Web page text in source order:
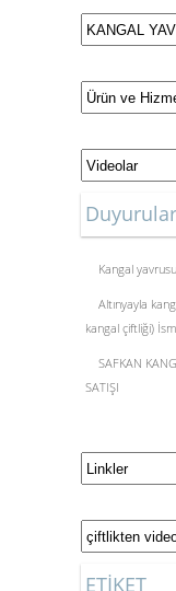
Duyurular
Kangal yavrusu
Altınyayla
kangal çiftliği)
SAFKAN
SATIŞI
ETİKET